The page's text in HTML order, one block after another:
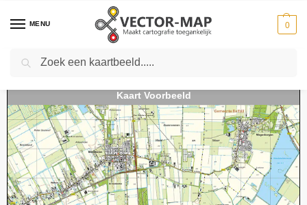
MENU 0
Home Kaarten - Topografische kaarten